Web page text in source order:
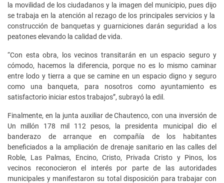
la movilidad de los ciudadanos y la imagen del municipio, pues dijo
se trabaja en la atención al rezago de los principales servicios y la
construcción de banquetas y guarniciones darán seguridad a los
peatones elevando la calidad de vida.
“Con esta obra, los vecinos transitarán en un espacio seguro y
cómodo, hacemos la diferencia, porque no es lo mismo caminar
entre lodo y tierra a que se camine en un espacio digno y seguro
como una banqueta, para nosotros como ayuntamiento es
satisfactorio iniciar estos trabajos”, subrayó la edil.
Finalmente, en la junta auxiliar de Chautenco, con una inversión de
Un millón 178 mil 112 pesos, la presidenta municipal dio el
banderazo de arranque en compañía de los habitantes
beneficiados a la ampliación de drenaje sanitario en las calles del
Roble, Las Palmas, Encino, Cristo, Privada Cristo y Pinos, los
vecinos reconocieron el interés por parte de las autoridades
municipales y manifestaron su total disposición para trabajar con